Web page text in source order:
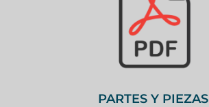
PARTES Y PIEZAS